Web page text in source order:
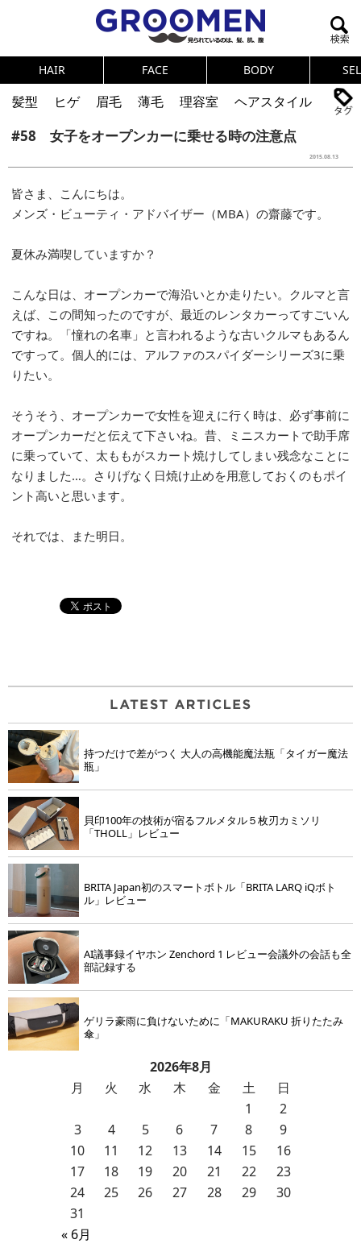
HAIR FACE BODY
髪型 ヒゲ 眉毛 薄毛 理容室
ヘアスタイル
ヘアカタログ
体臭 ニオイ
連載
メンズコスメ
NEWS PICK UP 筋肉
女の本音
テストステロン
海外セレブ 眉毛
メタボ
ダイエット
理容室
#58 女子をオープンカーに乗せる時の注意点
2015.08.13
皆さま、こんにちは。
メンズ・ビューティ・アドバイザー（MBA）の齋藤です。
夏休み満喫していますか？
こんな日は、オープンカーで海沿いとか走りたい。クルマと言
えば、この間知ったのですが、最近のレンタカーってすごいん
ですね。「憧れの名車」と言われるような古いクルマもあるん
ですって。個人的には、アルファのスパイダーシリーズ3に乗
りたい。
そうそう、オープンカーで女性を迎えに行く時は、必ず事前に
オープンカーだと伝えて下さいね。昔、ミニスカートで助手席
に乗っていて、太ももがスカート焼けしてしまい残念なことに
なりました…。さりげなく日焼け止めを用意しておくのもポイ
ント高いと思います。
それでは、また明日。
持つだけで差がつく 大人の高機能魔法瓶「タイガー魔法
瓶」
貝印100年の技術が宿るフルメタル５枚刃カミソリ
「THOLL」レビュー
BRITA Japan初のスマートボトル「BRITA LARQ iQボト
ル」レビュー
AI議事録イヤホン Zenchord 1 レビュー会議外の会話も全
部記録する
ゲリラ豪雨に負けないために「MAKURAKU 折りたたみ
傘」
2026年8月
月
火 水 木 金 土 日
« 6月
1
2
3
4 5 6 7 8
9
10
11 12 13 14 15
16
17
18 19 20 21 22
23
24
25 26 27 28 29
30
31